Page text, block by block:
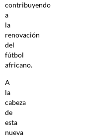
contribuyendo
a
la
renovación
del
fútbol
africano.
A
la
cabeza
de
esta
nueva